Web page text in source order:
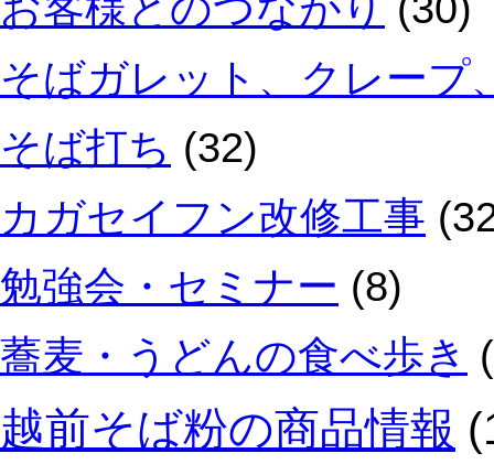
そばガレット、クレープ
そば打ち (32)
カガセイフン改修工事
勉強会・セミナー (8)
蕎麦・うどんの食べ歩き
越前そば粉の商品情報